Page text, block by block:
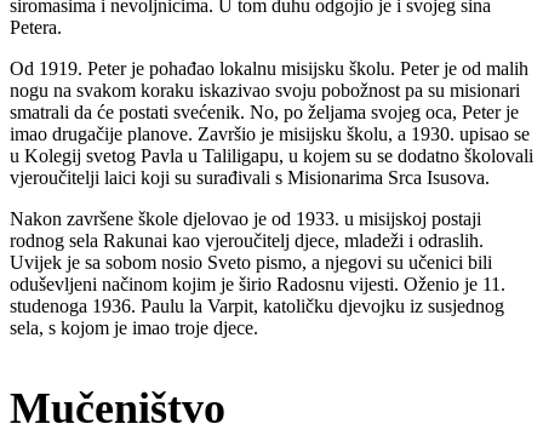
siromasima i nevoljnicima. U tom duhu odgojio je i svojeg sina
Petera.
Od 1919. Peter je pohađao lokalnu misijsku školu. Peter je od malih
nogu na svakom koraku iskazivao svoju pobožnost pa su misionari
smatrali da će postati svećenik. No, po željama svojeg oca, Peter je
imao drugačije planove. Završio je misijsku školu, a 1930. upisao se
u Kolegij svetog Pavla u Taliligapu, u kojem su se dodatno školovali
vjeroučitelji laici koji su surađivali s Misionarima Srca Isusova.
Nakon završene škole djelovao je od 1933. u misijskoj postaji
rodnog sela Rakunai kao vjeroučitelj djece, mladeži i odraslih.
Uvijek je sa sobom nosio Sveto pismo, a njegovi su učenici bili
oduševljeni načinom kojim je širio Radosnu vijesti. Oženio je 11.
studenoga 1936. Paulu la Varpit, katoličku djevojku iz susjednog
sela, s kojom je imao troje djece.
Mučeništvo